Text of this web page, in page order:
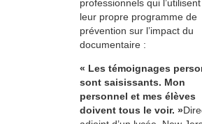
professionnels qui
leur propre programme de
prévention sur l’impact du
documentaire :
« Les témoignages
sont saisissants. Mon
personnel et mes élèves
doivent tous le voir. »